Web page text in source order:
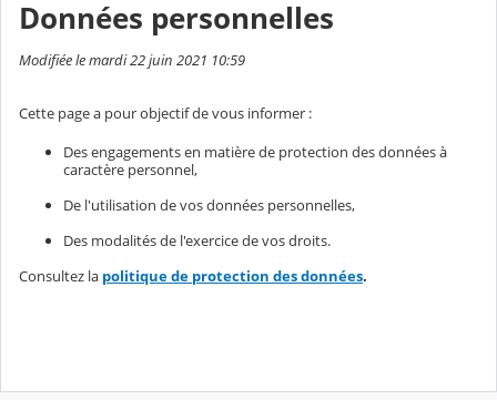
Données personnelles
Modifiée le mardi 22 juin 2021 10:59
Cette page a pour objectif de vous informer :
Des engagements en matière de protection des données à
caractère personnel,
De l'utilisation de vos données personnelles,
Des modalités de l'exercice de vos droits.
Consultez la politique de protection des données.